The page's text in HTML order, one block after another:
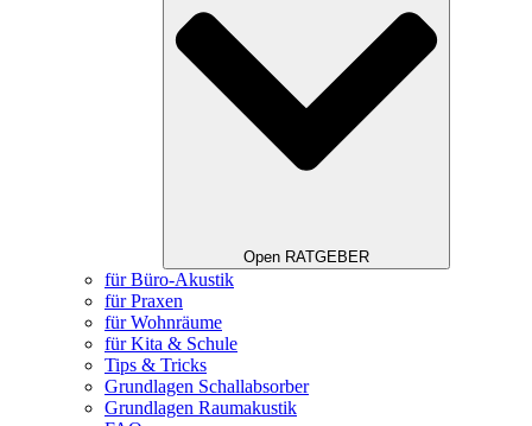
Open RATGEBER
für Büro-Akustik
für Praxen
für Wohnräume
für Kita & Schule
Tips & Tricks
Grundlagen Schallabsorber
Grundlagen Raumakustik